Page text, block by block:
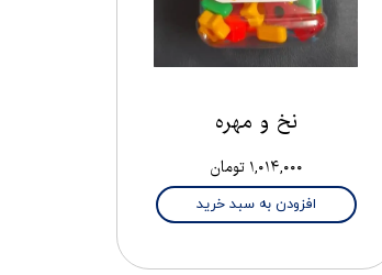
نخ و مهره
۱,۰۱۴,۰۰۰ تومان
افزودن به سبد خرید